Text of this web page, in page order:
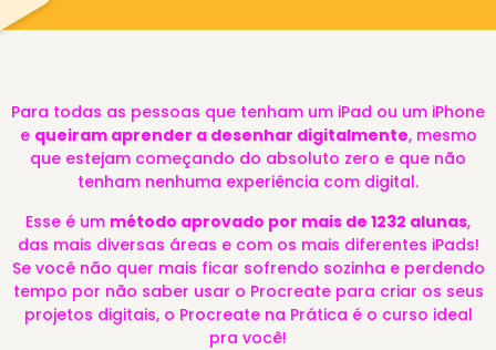
Para todas as pessoas que tenham um iPad ou um iPhone
e queiram aprender a desenhar digitalmente, mesmo
que estejam começando do absoluto zero e que não
tenham nenhuma experiência com digital.
Esse é um método aprovado por mais de 1232 alunas,
das mais diversas áreas e com os mais diferentes iPads!
Se você não quer mais ficar sofrendo sozinha e perdendo
tempo por não saber usar o Procreate para criar os seus
projetos digitais, o Procreate na Prática é o curso ideal
pra você!